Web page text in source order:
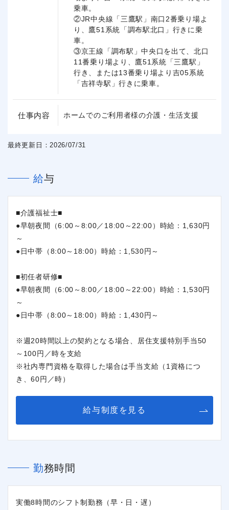
乗車。
②JR中央線「三鷹駅」南口2番乗り場よ
り、鷹51系統「調布駅北口」行きに乗
車。
③京王線「調布駅」中央口を出て、北口
11番乗り場より、鷹51系統「三鷹駅」
行き、または13番乗り場より吉05系統
「吉祥寺駅」行きに乗車。
仕事内容 ホームでのご利用者様の介護・生活支援
最終更新日：2026/07/31
給与
■介護福祉士■
●早朝夜間（6:00～8:00／18:00～22:00）時給：1,630円
～
●日中帯（8:00～18:00）時給：1,530円～
■初任者研修■
●早朝夜間（6:00～8:00／18:00～22:00）時給：1,530円
～
●日中帯（8:00～18:00）時給：1,430円～
※週20時間以上の契約となる場合、居住支援特別手当50
～100円／時を支給
※社内専門資格を取得した場合は手当支給（1資格につ
き、60円／時）
給与制度を見る
勤務時間
実働8時間のシフト制勤務（早・日・遅）